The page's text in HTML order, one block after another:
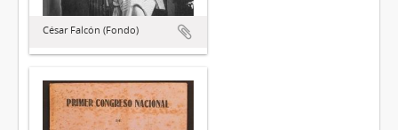
César Falcón (Fondo)